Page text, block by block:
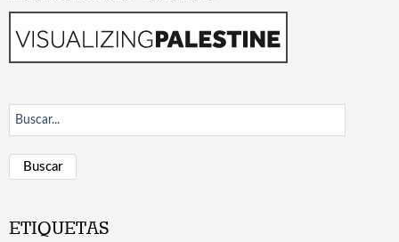
Buscar
ETIQUETAS